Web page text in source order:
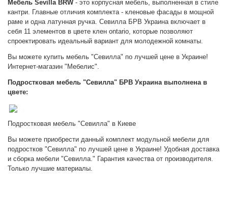
Мебель Sevilla BRW- это корпусная мебель, выполненная в стиле
кантри. Главные отличия комплекта- кленовые фасады в мощной
раме и одна латунная ручка. Севилла БРВ Украина включает в
себя 11 элементов в цвете клен ontario, которые позволяют
спроектировать идеальный вариант для молодежной комнаты.
Вы можете купить мебель "Севилла" по лучшей цене в Украине!
Интернет-магазин "Мебелис".
Подростковая мебель "Севилла" БРВ Украина выполнена в
цвете:
Подростковая мебель "Севилла" в Киеве
Вы можете приобрести данный комплект модульной мебели для
подростков "Севилла" по лучшей цене в Украине! Удобная доставка
и сборка мебели "Севилла." Гарантия качества от производителя.
Только лучшие материалы.